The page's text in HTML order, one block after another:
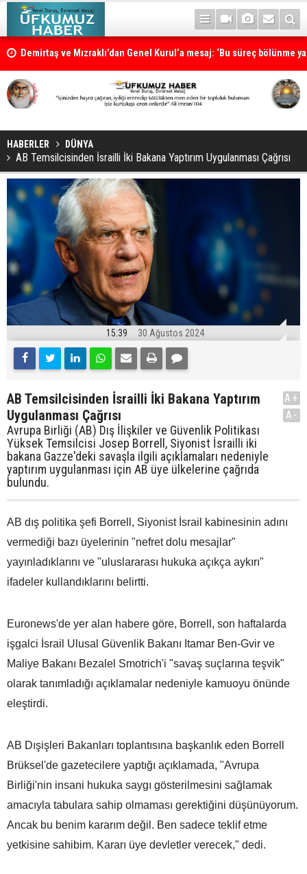
Demirtaş ve Mızraklı’dan Genel Kurul’a mesaj: ‘Bu süreç bölünme
süreci değildir’
HABERLER DÜNYA
AB Temsilcisinden İsrailli İki Bakana Yaptırım Uygulanması Çağrısı
15:39 30 Ağustos 2024
AB Temsilcisinden İsrailli İki Bakana Yaptırım
Uygulanması Çağrısı
Avrupa Birliği (AB) Dış İlişkiler ve Güvenlik Politikası
Yüksek Temsilcisi Josep Borrell, Siyonist İsrailli iki
bakana Gazze'deki savaşla ilgili açıklamaları nedeniyle
yaptırım uygulanması için AB üye ülkelerine çağrıda
bulundu.
A+
A-
AB dış politika şefi Borrell, Siyonist İsrail kabinesinin adını
vermediği bazı üyelerinin "nefret dolu mesajlar"
yayınladıklarını ve "uluslararası hukuka açıkça aykırı"
ifadeler kullandıklarını belirtti.
Euronews'de yer alan habere göre, Borrell, son haftalarda
işgalci İsrail Ulusal Güvenlik Bakanı Itamar Ben-Gvir ve
Maliye Bakanı Bezalel Smotrich'i "savaş suçlarına teşvik"
olarak tanımladığı açıklamalar nedeniyle kamuoyu önünde
eleştirdi.
AB Dışişleri Bakanları toplantısına başkanlık eden Borrell
Brüksel'de gazetecilere yaptığı açıklamada, "Avrupa
Birliği'nin insani hukuka saygı gösterilmesini sağlamak
amacıyla tabulara sahip olmaması gerektiğini düşünüyorum.
Ancak bu benim kararım değil. Ben sadece teklif etme
yetkisine sahibim. Kararı üye devletler verecek," dedi.